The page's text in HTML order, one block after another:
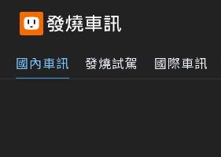
國內車訊 發燒試駕 國際車訊